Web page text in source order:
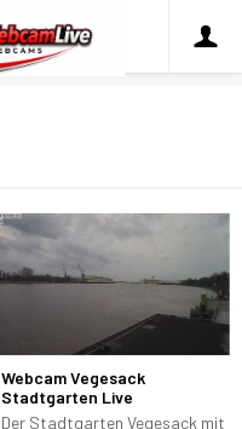
Webcam Vegesack
Stadtgarten Live
Der Stadtgarten Vegesack mit